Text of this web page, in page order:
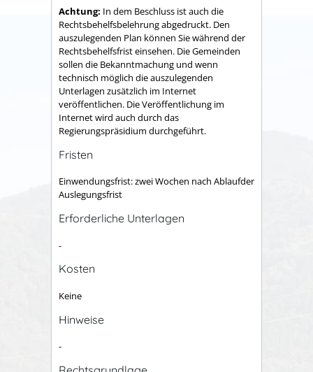
Achtung: In dem Beschluss ist auch die
Rechtsbehelfsbelehrung abgedruckt. Den
auszulegenden Plan können Sie während der
Rechtsbehelfsfrist einsehen. Die Gemeinden
sollen die Bekanntmachung und wenn
technisch möglich die auszulegenden
Unterlagen zusätzlich im Internet
veröffentlichen. Die Veröffentlichung im
Internet wird auch durch das
Regierungspräsidium durchgeführt.
Fristen
Einwendungsfrist: zwei Wochen nach Ablaufder
Auslegungsfrist
Erforderliche Unterlagen
-
Kosten
Keine
Hinweise
-